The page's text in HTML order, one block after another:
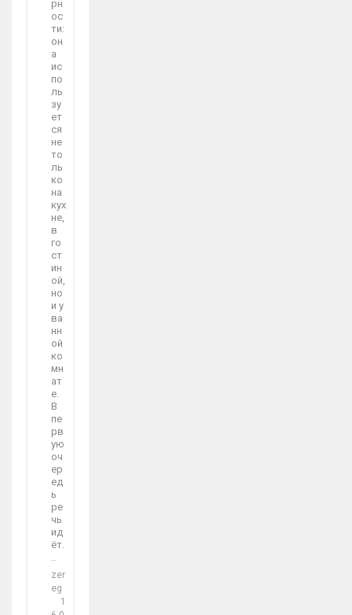
рн
ос
ти:
он
а
ис
по
ль
зу
ет
ся
не
то
ль
ко
на
кух
не,
в
го
ст
ин
ой,
но
и у
ва
нн
ой
ко
мн
ат
е.
В
пе
рв
ую
оч
ер
ед
ь
ре
чь
ид
ёт.
..
zer
eg
1